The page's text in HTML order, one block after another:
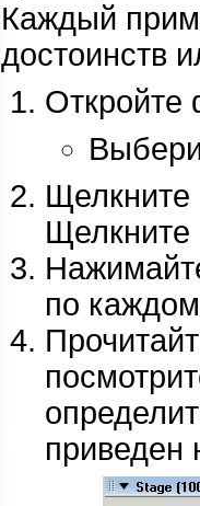
Каждый
достоинств
Щелкните
по
приведен